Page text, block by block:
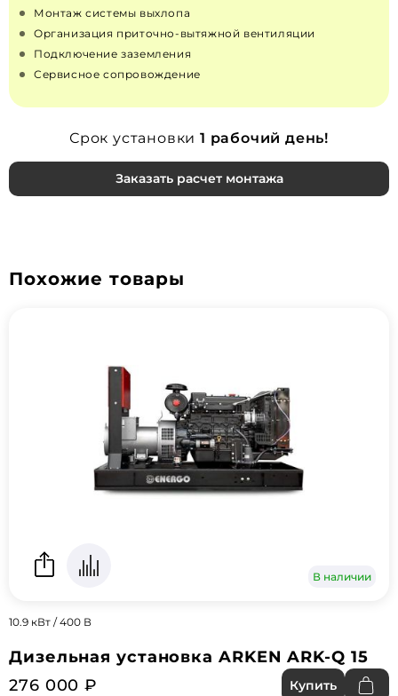
Монтаж системы выхлопа
Организация приточно‑вытяжной вентиляции
Подключение заземления
Сервисное сопровождение
Срок установки 1 рабочий день!
Заказать расчет монтажа
Похожие товары
В наличии
10.9 кВт / 400 В
Дизельная установка ARKEN ARK-Q 15
276 000 ₽
Купить